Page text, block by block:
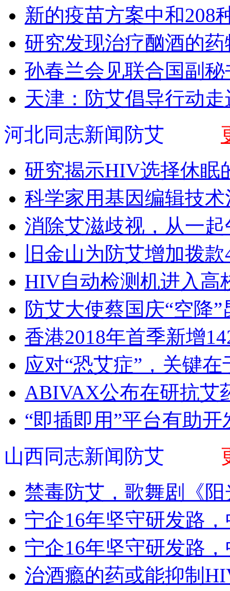
新的疫苗方案中和208
研究发现治疗酗酒的
孙春兰会见联合国副
天津：防艾倡导行动
河北同志新闻防艾
研究揭示HIV选择休眠
科学家用基因编辑技
消除艾滋歧视，从一
旧金山为防艾增加拨款
HIV自动检测机进入高
防艾大使蔡国庆“空降
香港2018年首季新增
应对“恐艾症”，关键
ABIVAX公布在研抗艾
“即插即用”平台有助
山西同志新闻防艾
禁毒防艾，歌舞剧《
宁企16年坚守研发路
宁企16年坚守研发路
治酒瘾的药或能抑制